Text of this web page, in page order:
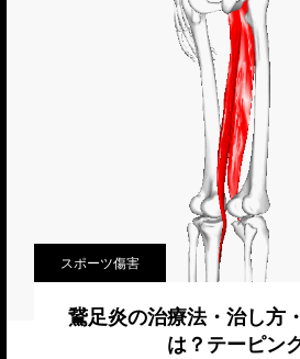
スポーツ傷害
鵞足炎の治療法・治し方
は？テーピン